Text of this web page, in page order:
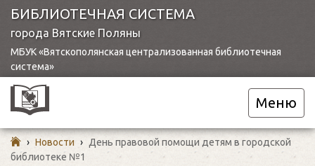
БИБЛИОТЕЧНАЯ СИСТЕМА
города Вятские Поляны
МБУК «Вятскополянская централизованная библиотечная
система»
Меню
› Новости › День правовой помощи детям в городской
библиотеке №1